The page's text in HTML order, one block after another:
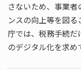
さないため、事業
ンスの向上等を図
庁では、税務手続
のデジタル化を求め